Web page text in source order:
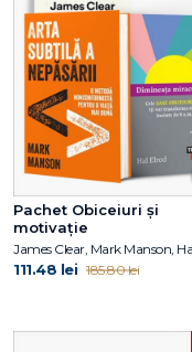
Pachet Obiceiuri și
motivație
James Clear, Mark Manson,
111.48 lei 185.80 lei